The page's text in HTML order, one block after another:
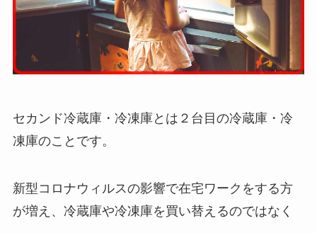
セカンド冷蔵庫・冷凍庫とは２台目の冷蔵庫・冷
凍庫のことです。
新型コロナウィルスの影響で在宅ワークをする方
が増え、冷蔵庫や冷凍庫を買い替えるのではなく